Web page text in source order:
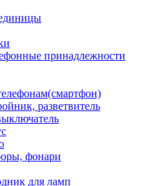
принадлежности
разветвитель
фонари
для ламп